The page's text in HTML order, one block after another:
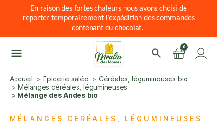
En raison des fortes chaleurs nous avons choisi de
reporter temporairement l’expédition des commandes
contenant du chocolat.
menu search 0
Accueil Epicerie salée
Céréales, légumineuses bio
Mélanges céréales, légumineuses
Mélange des Andes bio
MÉLANGES CÉRÉALES, LÉGUMINEUSES